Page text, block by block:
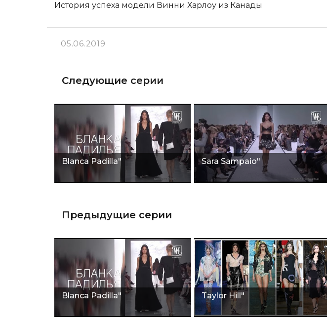
История успеха модели Винни Харлоу из Канады
05.06.2019
Следующие серии
Blanca Padilla" Sara Sampaio"
Предыдущие серии
Blanca Padilla" Taylor Hill"